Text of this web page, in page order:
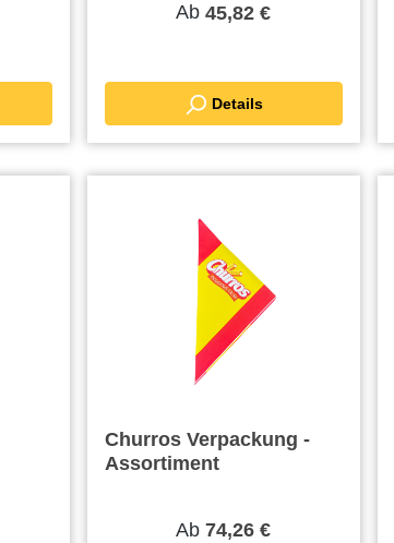
Ab 45,82 €
Details
Churros Verpackung -
Assortiment
Ab 74,26 €